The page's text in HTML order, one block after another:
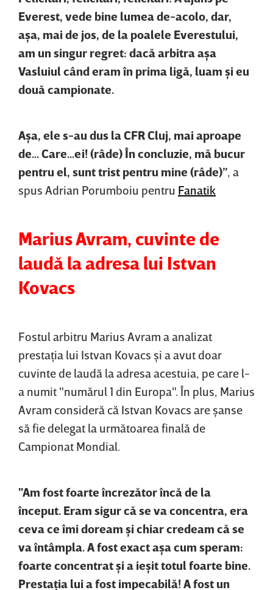
Everest, vede bine lumea de-acolo, dar,
aşa, mai de jos, de la poalele Everestului,
am un singur regret: dacă arbitra aşa
Vasluiul când eram în prima ligă, luam şi eu
două campionate.
Aşa, ele s-au dus la CFR Cluj, mai aproape
de… Care…ei! (râde) În concluzie, mă bucur
pentru el, sunt trist pentru mine (râde)”, a
spus Adrian Porumboiu pentru Fanatik
Marius Avram, cuvinte de
laudă la adresa lui Istvan
Kovacs
Fostul arbitru Marius Avram a analizat
prestaţia lui Istvan Kovacs şi a avut doar
cuvinte de laudă la adresa acestuia, pe care l-
a numit "numărul 1 din Europa". În plus, Marius
Avram consideră că Istvan Kovacs are şanse
să fie delegat la următoarea finală de
Campionat Mondial.
"Am fost foarte încrezător încă de la
început. Eram sigur că se va concentra, era
ceva ce îmi doream şi chiar credeam că se
va întâmpla. A fost exact aşa cum speram:
foarte concentrat şi a ieşit totul foarte bine.
Prestaţia lui a fost impecabilă! A fost un